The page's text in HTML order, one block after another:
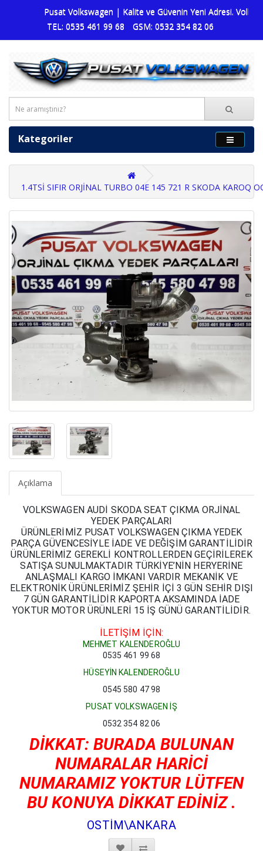
Pusat Volkswagen | Kalite ve Güvenin Yeni Adresi.
TEL: 0535 461 99 68
GSM: 0532 354 82 06
Kategoriler
1.4TSİ SIFIR ORJİNAL TURBO 04E 145 721 R SKODA KAROQ
Açıklama
VOLKSWAGEN AUDİ SKODA SEAT ÇIKMA ORJİNAL
YEDEK PARÇALARI
ÜRÜNLERİMİZ PUSAT VOLKSWAGEN ÇIKMA YEDEK
PARÇA GÜVENCESİYLE İADE VE DEĞİŞİM GARANTİLİDİR
ÜRÜNLERİMİZ GEREKLİ KONTROLLERDEN GEÇİRİLEREK
SATIŞA SUNULMAKTADIR TÜRKİYE’NİN HERYERİNE
ANLAŞMALI KARGO İMKANI VARDIR MEKANİK VE
ELEKTRONİK ÜRÜNLERİMİZ ŞEHİR İÇİ 3 GÜN SEHİR DIŞI
7 GÜN GARANTİLİDİR KAPORTA AKSAMINDA İADE
YOKTUR MOTOR ÜRÜNLERİ 15 İŞ GÜNÜ GARANTİLİDİR.
İLETİŞİM İÇİN:
MEHMET KALENDEROĞLU
0535 461 99 68
HÜSEYİN KALENDEROĞLU
0545 580 47 98
PUSAT VOLKSWAGEN İŞ
0532 354 82 06
DİKKAT: BURADA BULUNAN
NUMARALAR HARİCİ
NUMARAMIZ YOKTUR LÜTFEN
BU KONUYA DİKKAT EDİNİZ .
OSTİM\ANKARA